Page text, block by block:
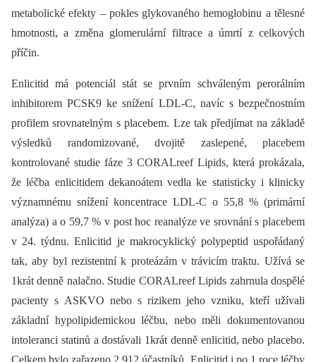
metabolické efekty –⁠ pokles glykovaného hemoglobinu a tělesné
hmotnosti, a změna glomerulární filtrace a úmrtí z celkových
příčin.
Enlicitid má potenciál stát se prvním schváleným perorálním
inhibitorem PCSK9 ke snížení LDL-C, navíc s bezpečnostním
profilem srovnatelným s placebem. Lze tak předjímat na základě
výsledků randomizované, dvojitě zaslepené, placebem
kontrolované studie fáze 3 CORALreef Lipids, která prokázala,
že léčba enlicitidem dekanoátem vedla ke statisticky i klinicky
významnému snížení koncentrace LDL-C o 55,8 % (primární
analýza) a o 59,7 % v post hoc reanalýze ve srovnání s placebem
v 24. týdnu. Enlicitid je makrocyklický polypeptid uspořádaný
tak, aby byl rezistentní k proteázám v trávicím traktu. Užívá se
1krát denně nalačno. Studie CORALreef Lipids zahrnula dospělé
pacienty s ASKVO nebo s rizikem jeho vzniku, kteří užívali
základní hypolipidemickou léčbu, nebo měli dokumentovanou
intoleranci statinů a dostávali 1krát denně enlicitid, nebo placebo.
Celkem bylo zařazeno 2 912 účastníků. Enlicitid i po 1 roce léčby